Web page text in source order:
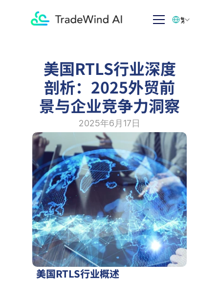
美国RTLS行业深度
剖析：2025外贸前
景与企业竞争力洞察
2025年6月17日
美国RTLS行业概述
繁体中文